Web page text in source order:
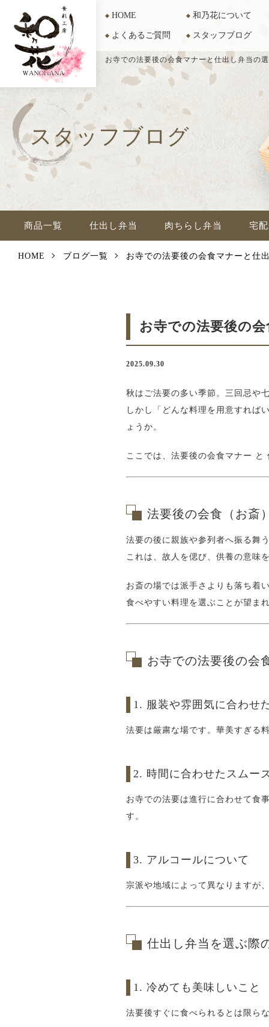
お寺での法要後の会食マナーと仕出し弁当の
HOME 和乃花について
よくあるご質問 スタッフブログ
スタッフブログ
商品一覧 仕出し弁当 肉ちらし弁当 宅
HOME ブログ一覧 お寺での法要後の会食マナーと仕
お寺での法要後の
2025.09.30
秋はご法要の多い季節。三回忌や
しかし「どんな料理を用意すれば
ょうか。
ここでは、 法要後の会食マナー と
法要後の会食（お斎
法要の後に親族や参列者へ振る舞
これは、故人を偲び、供養の意味
お斎の場では派手さよりも落ち着
食べやすい料理を選ぶことが望ま
お寺での法要後の会
1. 服装や雰囲気に合わせ
法要は厳粛な場です。華美すぎる
2. 時間に合わせたスムー
お寺での法要は進行に合わせて食
す。
3. アルコールについて
宗派や地域によって異なりますが
仕出し弁当を選ぶ際
1. 冷めても美味しいこと
法要後すぐに食べられるとは限ら